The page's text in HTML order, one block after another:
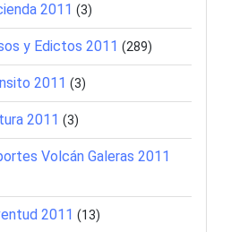
2011 (3)
y Edictos 2011 (289)
2011 (3)
2011 (3)
Volcán Galeras 2011
2011 (13)